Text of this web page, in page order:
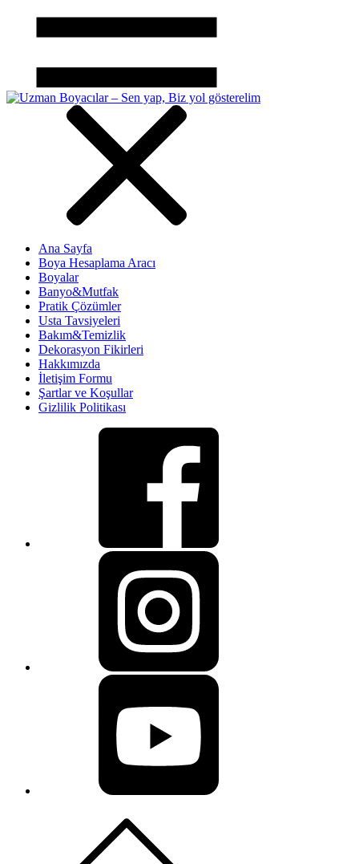
Ana Sayfa
Boya Hesaplama Aracı
Boyalar
Banyo&Mutfak
Pratik Çözümler
Usta Tavsiyeleri
Bakım&Temizlik
Dekorasyon Fikirleri
Hakkımızda
İletişim Formu
Şartlar ve Koşullar
Gizlilik Politikası